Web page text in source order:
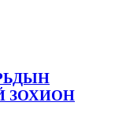
ЗОХИОН